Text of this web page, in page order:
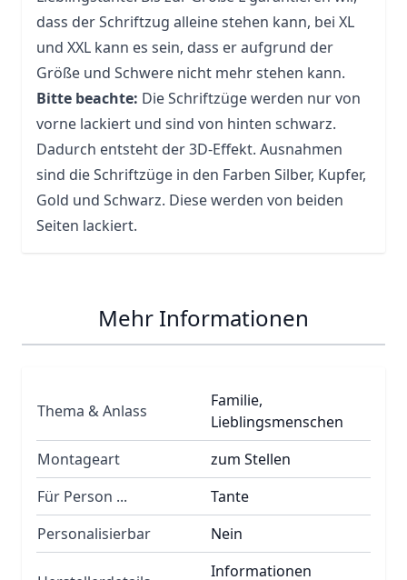
dass der Schriftzug alleine stehen kann, bei XL
und XXL kann es sein, dass er aufgrund der
Größe und Schwere nicht mehr stehen kann.
Bitte beachte: Die Schriftzüge werden nur von
vorne lackiert und sind von hinten schwarz.
Dadurch entsteht der 3D-Effekt. Ausnahmen
sind die Schriftzüge in den Farben Silber, Kupfer,
Gold und Schwarz. Diese werden von beiden
Seiten lackiert.
Mehr Informationen
Thema & Anlass
Familie,
Lieblingsmenschen
Montageart
zum Stellen
Für Person ...
Tante
Personalisierbar
Nein
Informationen